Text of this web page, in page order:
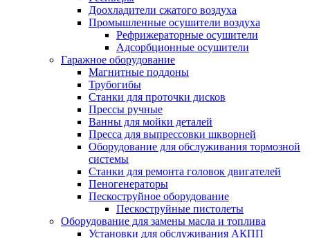
Доохладители сжатого воздуха
Промышленные осушители воздуха
Рефрижераторные осушители
Адсорбционные осушители
Гаражное оборудование
Магнитные поддоны
Трубогибы
Станки для проточки дисков
Прессы ручные
Ванны для мойки деталей
Пресса для выпрессовки шкворней
Оборудование для обслуживания тормозной
системы
Станки для ремонта головок двигателей
Пеногенераторы
Пескоструйное оборудование
Пескоструйные пистолеты
Оборудование для замены масла и топлива
Установки для обслуживания АКПП